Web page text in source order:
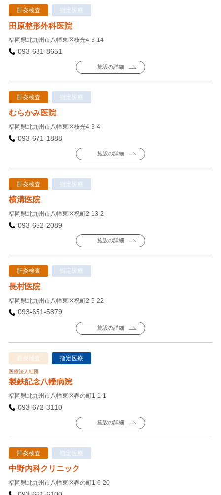
肝炎検査 指定医療
田原整形外科医院
福岡県北九州市八幡東区枝光4-3-14
093-681-8651
施設の詳細
肝炎検査 指定医療
むらかみ医院
福岡県北九州市八幡東区枝光4-3-4
093-671-1888
施設の詳細
肝炎検査 指定医療
横溝医院
福岡県北九州市八幡東区祝町2-13-2
093-652-2089
施設の詳細
肝炎検査 指定医療
長村医院
福岡県北九州市八幡東区祝町2-5-22
093-651-5879
施設の詳細
肝炎検査 指定医療
医療法人社団
製鉄記念八幡病院
福岡県北九州市八幡東区春の町1-1-1
093-672-3110
施設の詳細
肝炎検査 指定医療
中野内科クリニック
福岡県北九州市八幡東区春の町1-6-20